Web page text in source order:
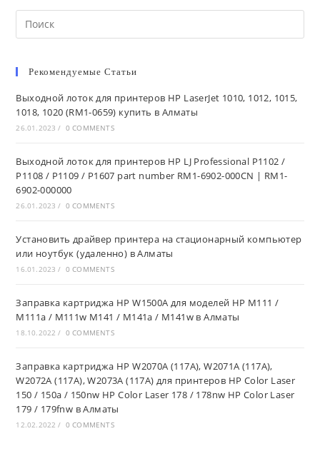
Search
this
Рекомендуемые Статьи
Выходной лоток для принтеров HP LaserJet 1010, 1012, 1015,
1018, 1020 (RM1-0659) купить в Алматы
26.01.2023 / 0 COMMENTS
Выходной лоток для принтеров HP LJ Professional P1102 /
P1108 / P1109 / P1607 part number RM1-6902-000CN | RM1-
6902-000000
26.01.2023 / 0 COMMENTS
Установить драйвер принтера на стационарный компьютер
или ноутбук (удаленно) в Алматы
16.01.2023 / 0 COMMENTS
Заправка картриджа HP W1500A для моделей HP M111 /
M111a / M111w M141 / M141a / M141w в Алматы
18.10.2022 / 0 COMMENTS
Заправка картриджа HP W2070A (117A), W2071A (117A),
W2072A (117A), W2073A (117A) для принтеров HP Color Laser
150 / 150a / 150nw HP Color Laser 178 / 178nw HP Color Laser
179 / 179fnw в Алматы
12.02.2022 / 0 COMMENTS